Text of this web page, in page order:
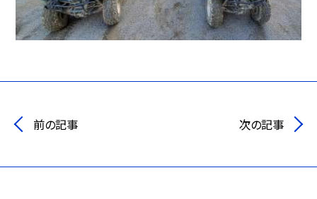
前の記事 次の記事